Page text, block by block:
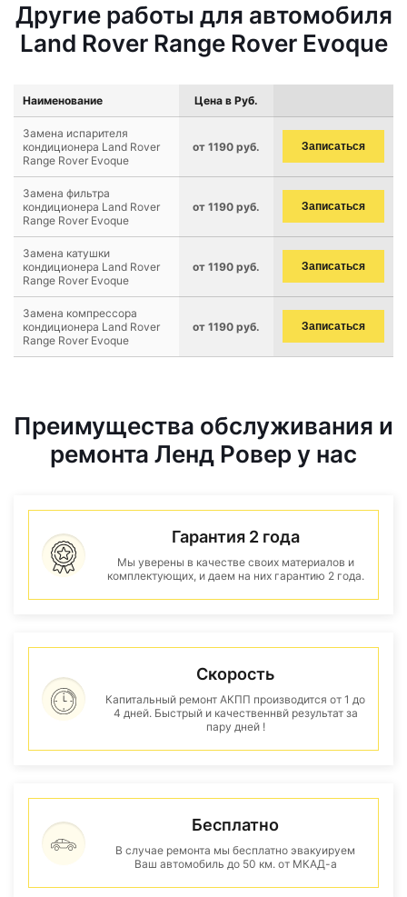
Другие работы для автомобиля
Land Rover Range Rover Evoque
Наименование Цена в Руб.
Замена испарителя
кондиционера Land Rover
Range Rover Evoque
от 1190 руб. Записаться
Замена фильтра
кондиционера Land Rover
Range Rover Evoque
от 1190 руб. Записаться
Замена катушки
кондиционера Land Rover
Range Rover Evoque
от 1190 руб. Записаться
Замена компрессора
кондиционера Land Rover
Range Rover Evoque
от 1190 руб. Записаться
Преимущества обслуживания и
ремонта Ленд Ровер у нас
Гарантия 2 года
Мы уверены в качестве своих материалов и
комплектующих, и даем на них гарантию 2 года.
Скорость
Капитальный ремонт АКПП производится от 1 до
4 дней. Быстрый и качественнвй результат за
пару дней !
Бесплатно
В случае ремонта мы бесплатно эвакуируем
Ваш автомобиль до 50 км. от МКАД-а